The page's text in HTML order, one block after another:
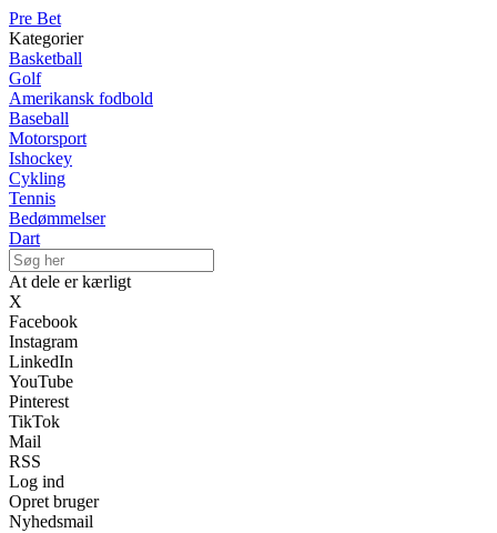
Pre Bet
Kategorier
Basketball
Golf
Amerikansk fodbold
Baseball
Motorsport
Ishockey
Cykling
Tennis
Bedømmelser
Dart
At dele er kærligt
X
Facebook
Instagram
LinkedIn
YouTube
Pinterest
TikTok
Mail
RSS
Log ind
Opret bruger
Nyhedsmail